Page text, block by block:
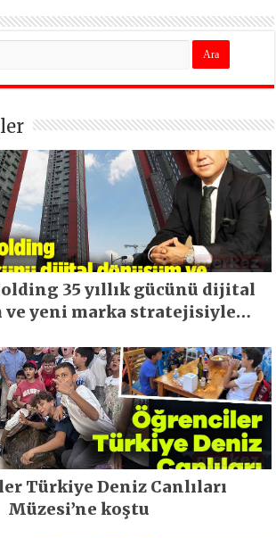
35 yıllık gücünü dijital
ve yeni marka stratejisiyle
Türkiye Deniz Canlıları
Müzesi’ne koştu